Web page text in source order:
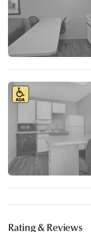
Rating & Reviews